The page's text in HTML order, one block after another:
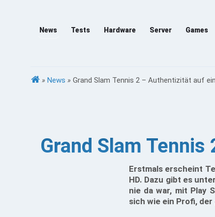
News Tests Hardware Server Games
» News » Grand Slam Tennis 2 – Authentizität auf
Grand Slam
Erstmals erscheint
HD. Dazu gibt es
nie da war, mit Play
sich wie ein Profi,